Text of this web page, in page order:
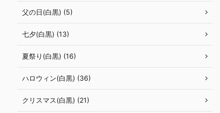
父の日(白黒) (5)
七夕(白黒) (13)
夏祭り(白黒) (16)
ハロウィン(白黒) (36)
クリスマス(白黒) (21)